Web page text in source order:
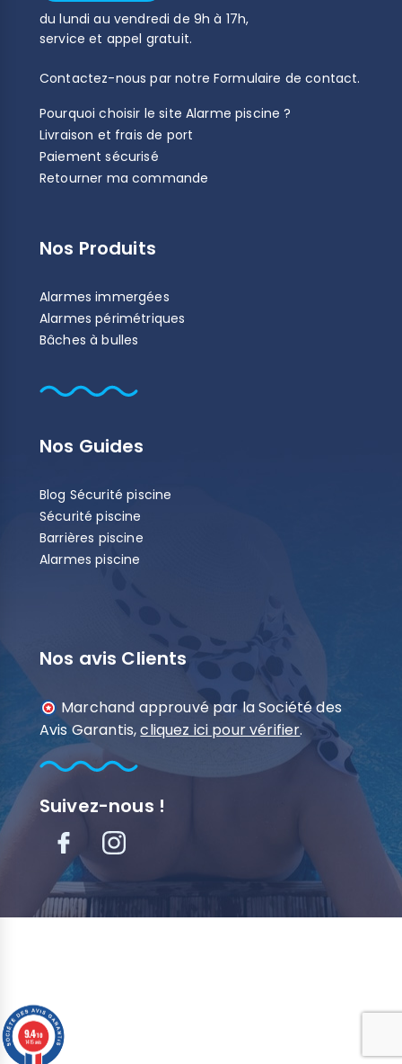
dulundi au vendredi de 9h à 17h,
service et appel gratuit.
Contactez-nous par notre Formulaire de contact.
Pourquoi choisir le site Alarme piscine ?
Livraison et frais de port
Paiement sécurisé
Retourner ma commande
Nos Produits
Alarmes immergées
Alarmes périmétriques
Bâches à bulles
Nos Guides
Blog Sécurité piscine
Sécurité piscine
Barrières piscine
Alarmes piscine
Nos avis Clients
Marchand approuvé par la Société des
Avis Garantis,cliquez ici pour vérifier.
Suivez-nous !
9.4/10
1415 avis
9.4/10
1415 avis